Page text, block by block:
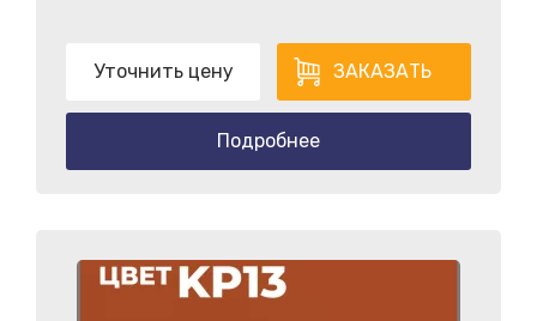
Уточнить цену ЗАКАЗАТЬ
Подробнее